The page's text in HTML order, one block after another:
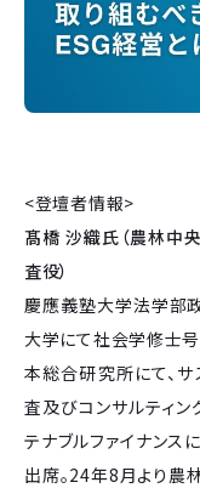
<登壇者情報>
髙橋 沙織氏（農林中
査役）
慶應義塾大学法学部
大学にて社会学修士号
本総合研究所にて、
査及びコンサルティン
テナブルファイナン
出席。24年8月より農